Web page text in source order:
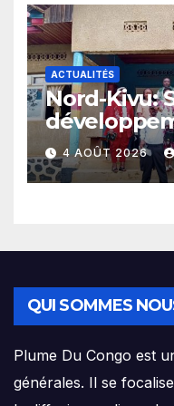
ACTUALITÉS
Nord-Kivu:
de Beni,
prône
mandat
4 AOÛT 2026
QUI SOMMES
Plume Du Congo est
générales. Il se